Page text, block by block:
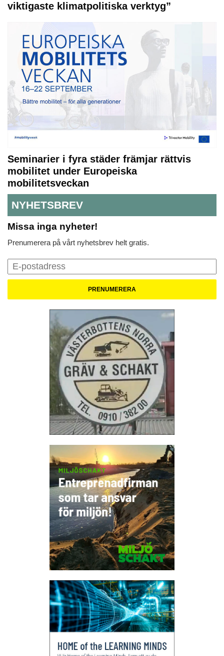
viktigaste klimatpolitiska verktyg”
Seminarier i fyra städer främjar rättvis
mobilitet under Europeiska
mobilitetsveckan
NYHETSBREV
Missa inga nyheter!
Prenumerera på vårt nyhetsbrev helt gratis.